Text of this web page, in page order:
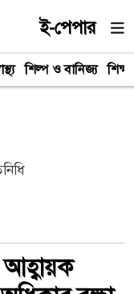
ই-পেপার
শিল্প ও বানিজ্য শিক্ষা
আহ্বায়ক